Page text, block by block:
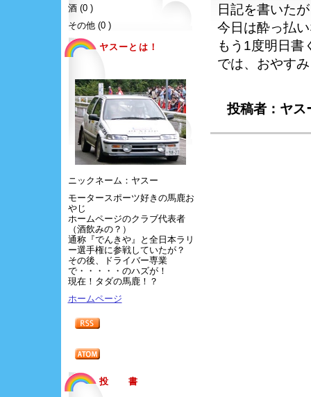
酒 (0 )
その他 (0 )
ヤスーとは！
ニックネーム：ヤスー
モータースポーツ好きの馬鹿お
やじ
ホームページのクラブ代表者
（酒飲みの？）
通称『でんきや』と全日本ラリ
ー選手権に参戦していたが？
その後、ドライバー専業
で・・・・・のハズが！
現在！タダの馬鹿！？
ホームページ
投 書
日記を書いた
今日は酔っ払
もう1度明日書
では、おやす
投稿者：ヤ